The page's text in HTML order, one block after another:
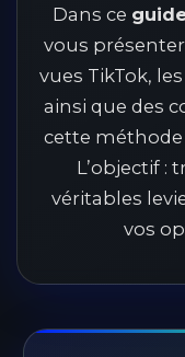
Dans ce
vous
vues TikTok,
ainsi que des
cette méthode
L’objectif :
véritables
vos